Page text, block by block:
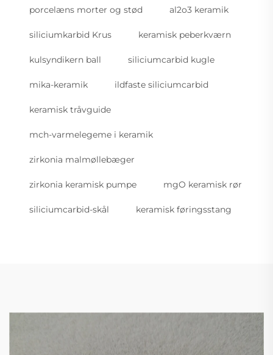
porcelæns morter og stød al2o3 keramik
siliciumkarbid Krus keramisk peberkværn
kulsyndikern ball siliciumcarbid kugle
mika-keramik ildfaste siliciumcarbid
keramisk tråvguide
mch-varmelegeme i keramik
zirkonia malmøllebæger
zirkonia keramisk pumpe mgO keramisk rør
siliciumcarbid-skål keramisk føringsstang